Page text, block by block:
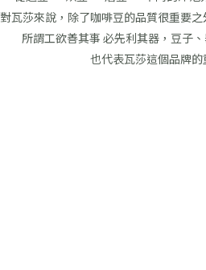
對瓦莎來說，除了咖啡豆的品質很重要
所謂工欲善其事 必先利其器，豆子
也代表瓦莎這個品牌的